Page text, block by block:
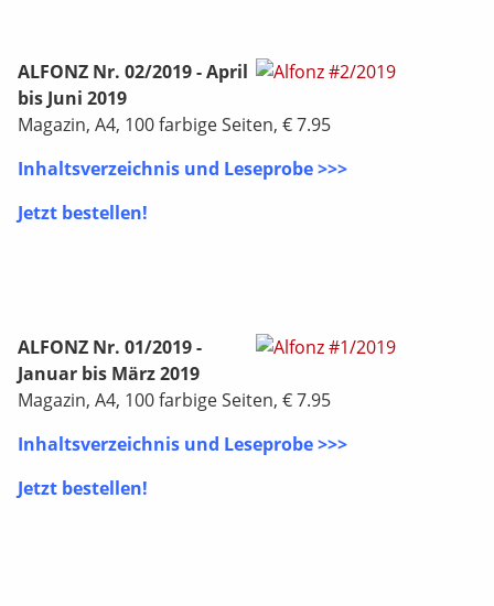
ALFONZ Nr. 02/2019 - April
bis Juni 2019
Magazin, A4, 100 farbige Seiten, € 7.95
Inhaltsverzeichnis und Leseprobe >>>
Jetzt bestellen!
ALFONZ Nr. 01/2019 -
Januar bis März 2019
Magazin, A4, 100 farbige Seiten, € 7.95
Inhaltsverzeichnis und Leseprobe >>>
Jetzt bestellen!